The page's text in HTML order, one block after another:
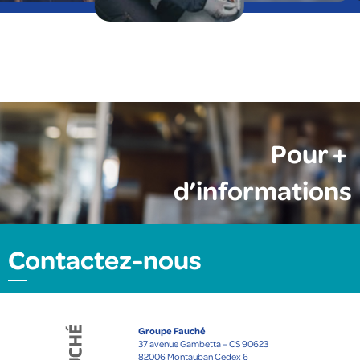
Pour +
d’informations
Contactez-nous
Groupe Fauché
37 avenue Gambetta – CS 90623
82006 Montauban Cedex 6